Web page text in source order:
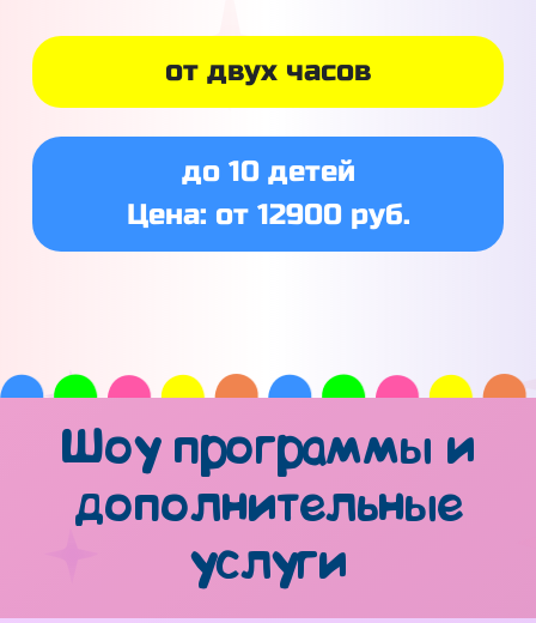
от двух часов
до 10 детей
Цена: от 12900 руб.
Шоу программы и
дополнительные
услуги